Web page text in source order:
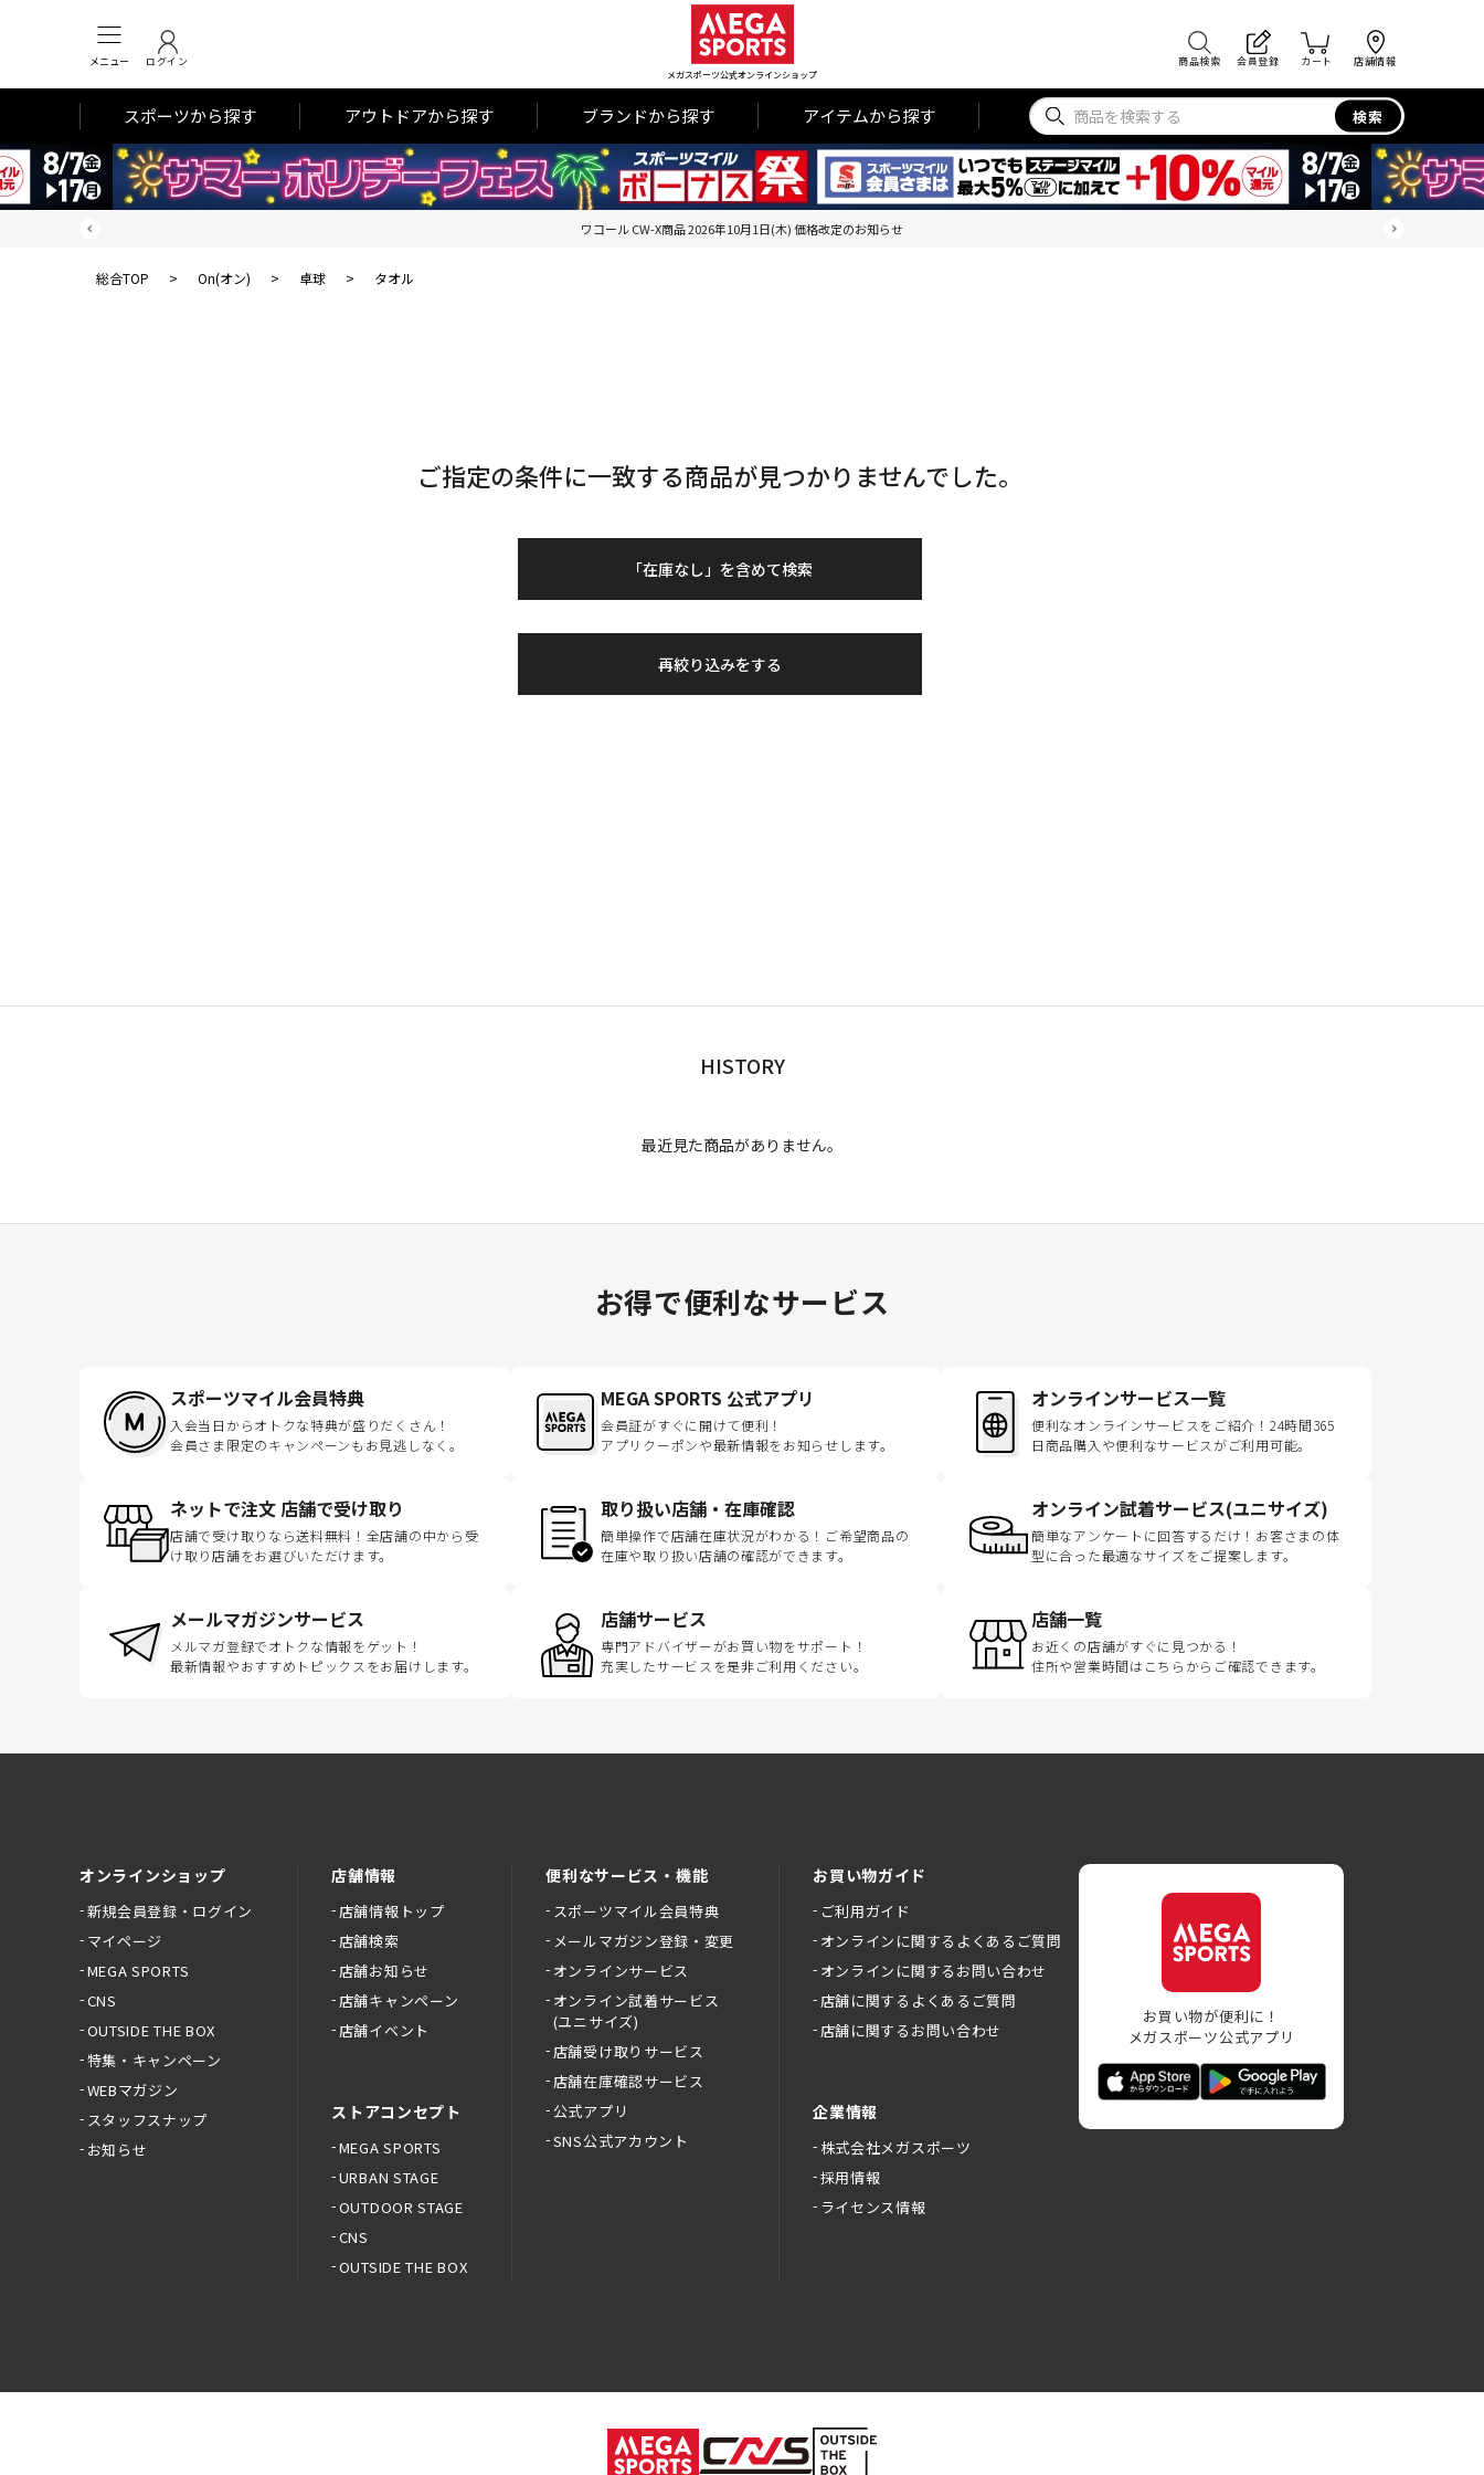
メニュー ログイン
メガスポーツ公式オンラインショップ
商品検索 会員登録 カート 店舗情報
スポーツから探す アウトドアから探す ブランドから探す アイテムから探す 検索
ワコール CW-X商品 2026年10月1日(木) 価格改定のお知らせ
総合TOP > On(オン) > 卓球 > タオル
ご指定の条件に一致する商品が見つかりませんでした。
「在庫なし」を含めて検索
再絞り込みをする
HISTORY
最近見た商品がありません。
お得で便利なサービス
スポーツマイル会員特典
入会当日からオトクな特典が盛りだくさん！
会員さま限定のキャンペーンもお見逃しなく。
MEGA SPORTS 公式アプリ
会員証がすぐに開けて便利！
アプリクーポンや最新情報をお知らせします。
オンラインサービス一覧
便利なオンラインサービスをご紹介！24時間365
日商品購入や便利なサービスがご利用可能。
ネットで注文 店舗で受け取り
店舗で受け取りなら送料無料！全店舗の中から受
け取り店舗をお選びいただけます。
取り扱い店舗・在庫確認
簡単操作で店舗在庫状況がわかる！ご希望商品の
在庫や取り扱い店舗の確認ができます。
オンライン試着サービス(ユニサイズ)
簡単なアンケートに回答するだけ！お客さまの体
型に合った最適なサイズをご提案します。
メールマガジンサービス
メルマガ登録でオトクな情報をゲット！
最新情報やおすすめトピックスをお届けします。
店舗サービス
専門アドバイザーがお買い物をサポート！
充実したサービスを是非ご利用ください。
店舗一覧
お近くの店舗がすぐに見つかる！
住所や営業時間はこちらからご確認できます。
オンラインショップ
新規会員登録・ログイン
マイページ
MEGA SPORTS
CNS
OUTSIDE THE BOX
特集・キャンペーン
WEBマガジン
スタッフスナップ
お知らせ
店舗情報
店舗情報トップ
店舗検索
店舗お知らせ
店舗キャンペーン
店舗イベント
ストアコンセプト
MEGA SPORTS
URBAN STAGE
OUTDOOR STAGE
CNS
OUTSIDE THE BOX
便利なサービス・機能
スポーツマイル会員特典
メールマガジン登録・変更
オンラインサービス
オンライン試着サービス
(ユニサイズ)
店舗受け取りサービス
店舗在庫確認サービス
公式アプリ
SNS公式アカウント
お買い物ガイド
ご利用ガイド
オンラインに関するよくあるご質問
オンラインに関するお問い合わせ
店舗に関するよくあるご質問
店舗に関するお問い合わせ
企業情報
株式会社メガスポーツ
採用情報
ライセンス情報
お買い物が便利に！
メガスポーツ公式アプリ